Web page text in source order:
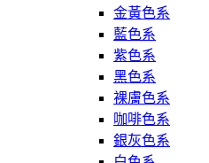
金黃色系
藍色系
紫色系
黑色系
裸膚色系
咖啡色系
銀灰色系